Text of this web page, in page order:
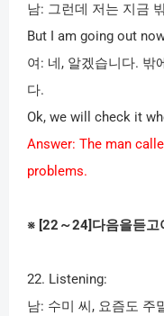
남: 그런데 저는 지금
But I am going out
여 : 네 , 알겠습니다. 밖
다.
Ok, we will check it
Answer: The man
problems.
※ [22 ～24] 다음을듣
22. Listening:
남: 수미 씨 , 요즘도 주